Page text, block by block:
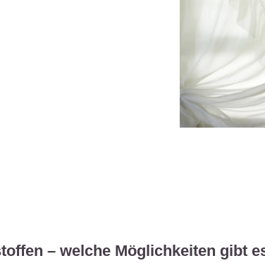
– welche Möglichkeiten gibt